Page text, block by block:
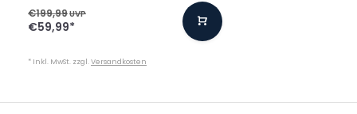
€199,99UVP
€59,99*
* Inkl. MwSt. zzgl.Versandkosten